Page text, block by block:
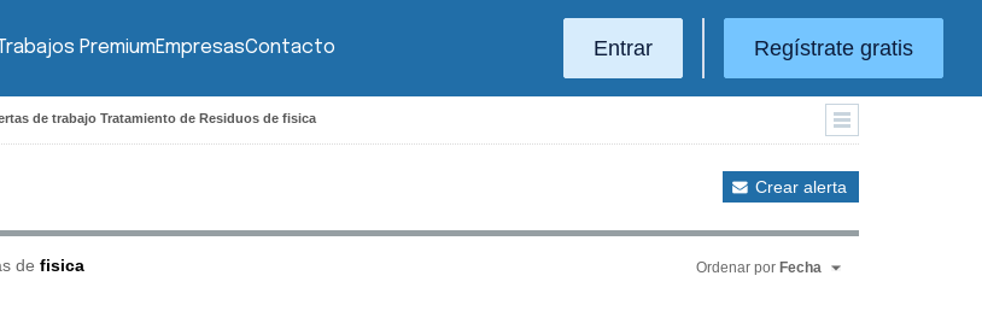
PremiumEmpresasContacto Entrar Regístrate gratis
de trabajo Tratamiento de Residuos de fisica
Crear alerta
de fisica Ordenar por Fecha